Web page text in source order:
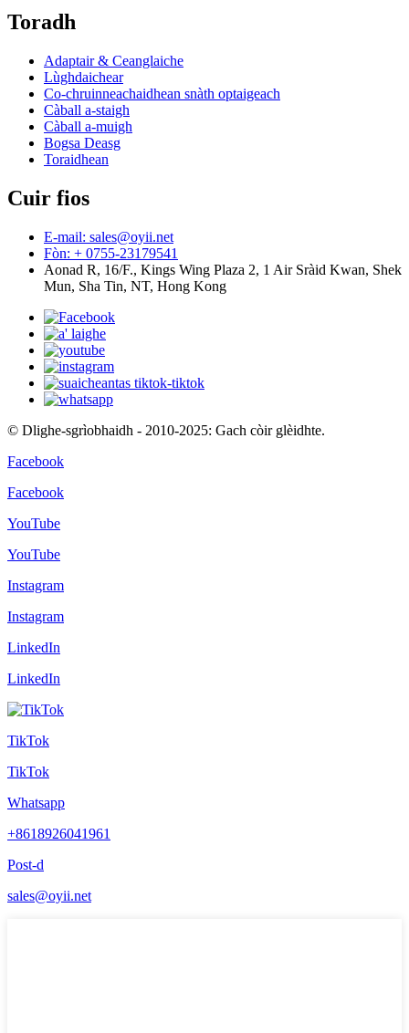
Toradh
Adaptair & Ceanglaiche
Lùghdaichear
Co-chruinneachaidhean snàth optaigeach
Càball a-staigh
Càball a-muigh
Bogsa Deasg
Toraidhean
Cuir fios
E-mail: sales@oyii.net
Fòn: + 0755-23179541
Aonad R, 16/F., Kings Wing Plaza 2, 1 Air Sràid Kwan, Shek
Mun, Sha Tin, NT, Hong Kong
© Dlighe-sgrìobhaidh - 2010-2025: Gach còir glèidhte.
Facebook
Facebook
YouTube
YouTube
Instagram
Instagram
LinkedIn
LinkedIn
TikTok
TikTok
Whatsapp
+8618926041961
Post-d
sales@oyii.net